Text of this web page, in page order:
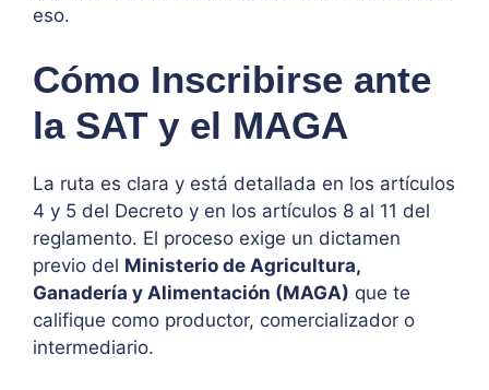
eso.
Cómo Inscribirse ante
la SAT y el MAGA
La ruta es clara y está detallada en los artículos
4 y 5 del Decreto y en los artículos 8 al 11 del
reglamento. El proceso exige un dictamen
previo del Ministerio de Agricultura,
Ganadería y Alimentación (MAGA) que te
califique como productor, comercializador o
intermediario.